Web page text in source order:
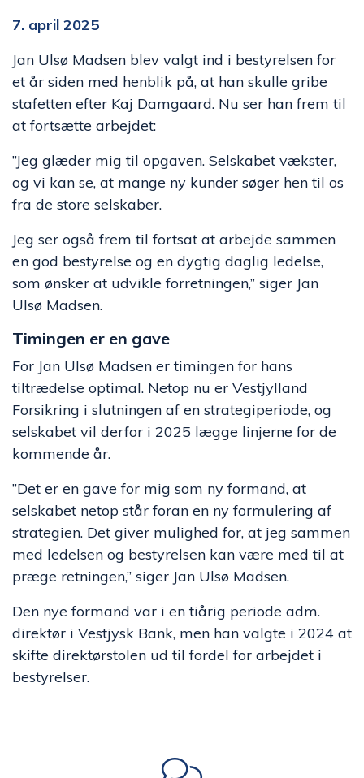
7. april 2025
Jan Ulsø Madsen blev valgt ind i bestyrelsen for
et år siden med henblik på, at han skulle gribe
stafetten efter Kaj Damgaard. Nu ser han frem til
at fortsætte arbejdet:
”Jeg glæder mig til opgaven. Selskabet vækster,
og vi kan se, at mange ny kunder søger hen til os
fra de store selskaber.
Jeg ser også frem til fortsat at arbejde sammen
en god bestyrelse og en dygtig daglig ledelse,
som ønsker at udvikle forretningen,” siger Jan
Ulsø Madsen.
Timingen er en gave
For Jan Ulsø Madsen er timingen for hans
tiltrædelse optimal. Netop nu er Vestjylland
Forsikring i slutningen af en strategiperiode, og
selskabet vil derfor i 2025 lægge linjerne for de
kommende år.
”Det er en gave for mig som ny formand, at
selskabet netop står foran en ny formulering af
strategien. Det giver mulighed for, at jeg sammen
med ledelsen og bestyrelsen kan være med til at
præge retningen,” siger Jan Ulsø Madsen.
Den nye formand var i en tiårig periode adm.
direktør i Vestjysk Bank, men han valgte i 2024 at
skifte direktørstolen ud til fordel for arbejdet i
bestyrelser.